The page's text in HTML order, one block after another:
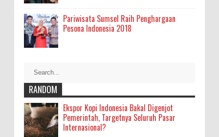
Pariwisata Sumsel Raih Penghargaan
Pesona Indonesia 2018
RANDOM
Ekspor Kopi Indonesia Bakal Digenjot
Pemerintah, Targetnya Seluruh Pasar
Internasional?